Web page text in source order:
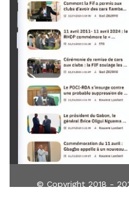
© Copyright 2018 -